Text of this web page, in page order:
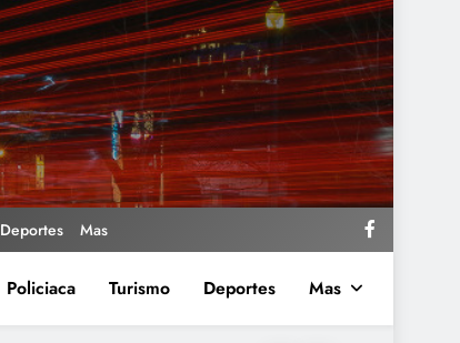
Deportes Mas
Policiaca Turismo Deportes Mas